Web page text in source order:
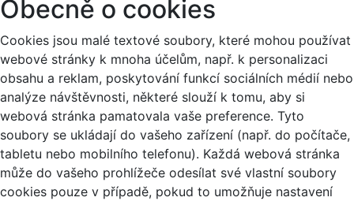
Obecně o cookies
Cookies jsou malé textové soubory, které mohou používat
webové stránky k mnoha účelům, např. k personalizaci
obsahu a reklam, poskytování funkcí sociálních médií nebo
analýze návštěvnosti, některé slouží k tomu, aby si
webová stránka pamatovala vaše preference. Tyto
soubory se ukládají do vašeho zařízení (např. do počítače,
tabletu nebo mobilního telefonu). Každá webová stránka
může do vašeho prohlížeče odesílat své vlastní soubory
cookies pouze v případě, pokud to umožňuje nastavení